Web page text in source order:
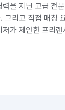
력을 지닌 고급 전
그리고 직접 매칭
저가 제안한 프리